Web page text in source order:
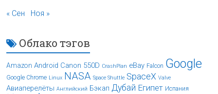
« Сен Ноя »
Облако тэгов
Amazon Android Canon 550D CrashPlan eBay Falcon Google
Google Chrome Linux NASA Space Shuttle SpaceX Valve
Авиаперелёты Английский Бэкап Дубай Египет Испания